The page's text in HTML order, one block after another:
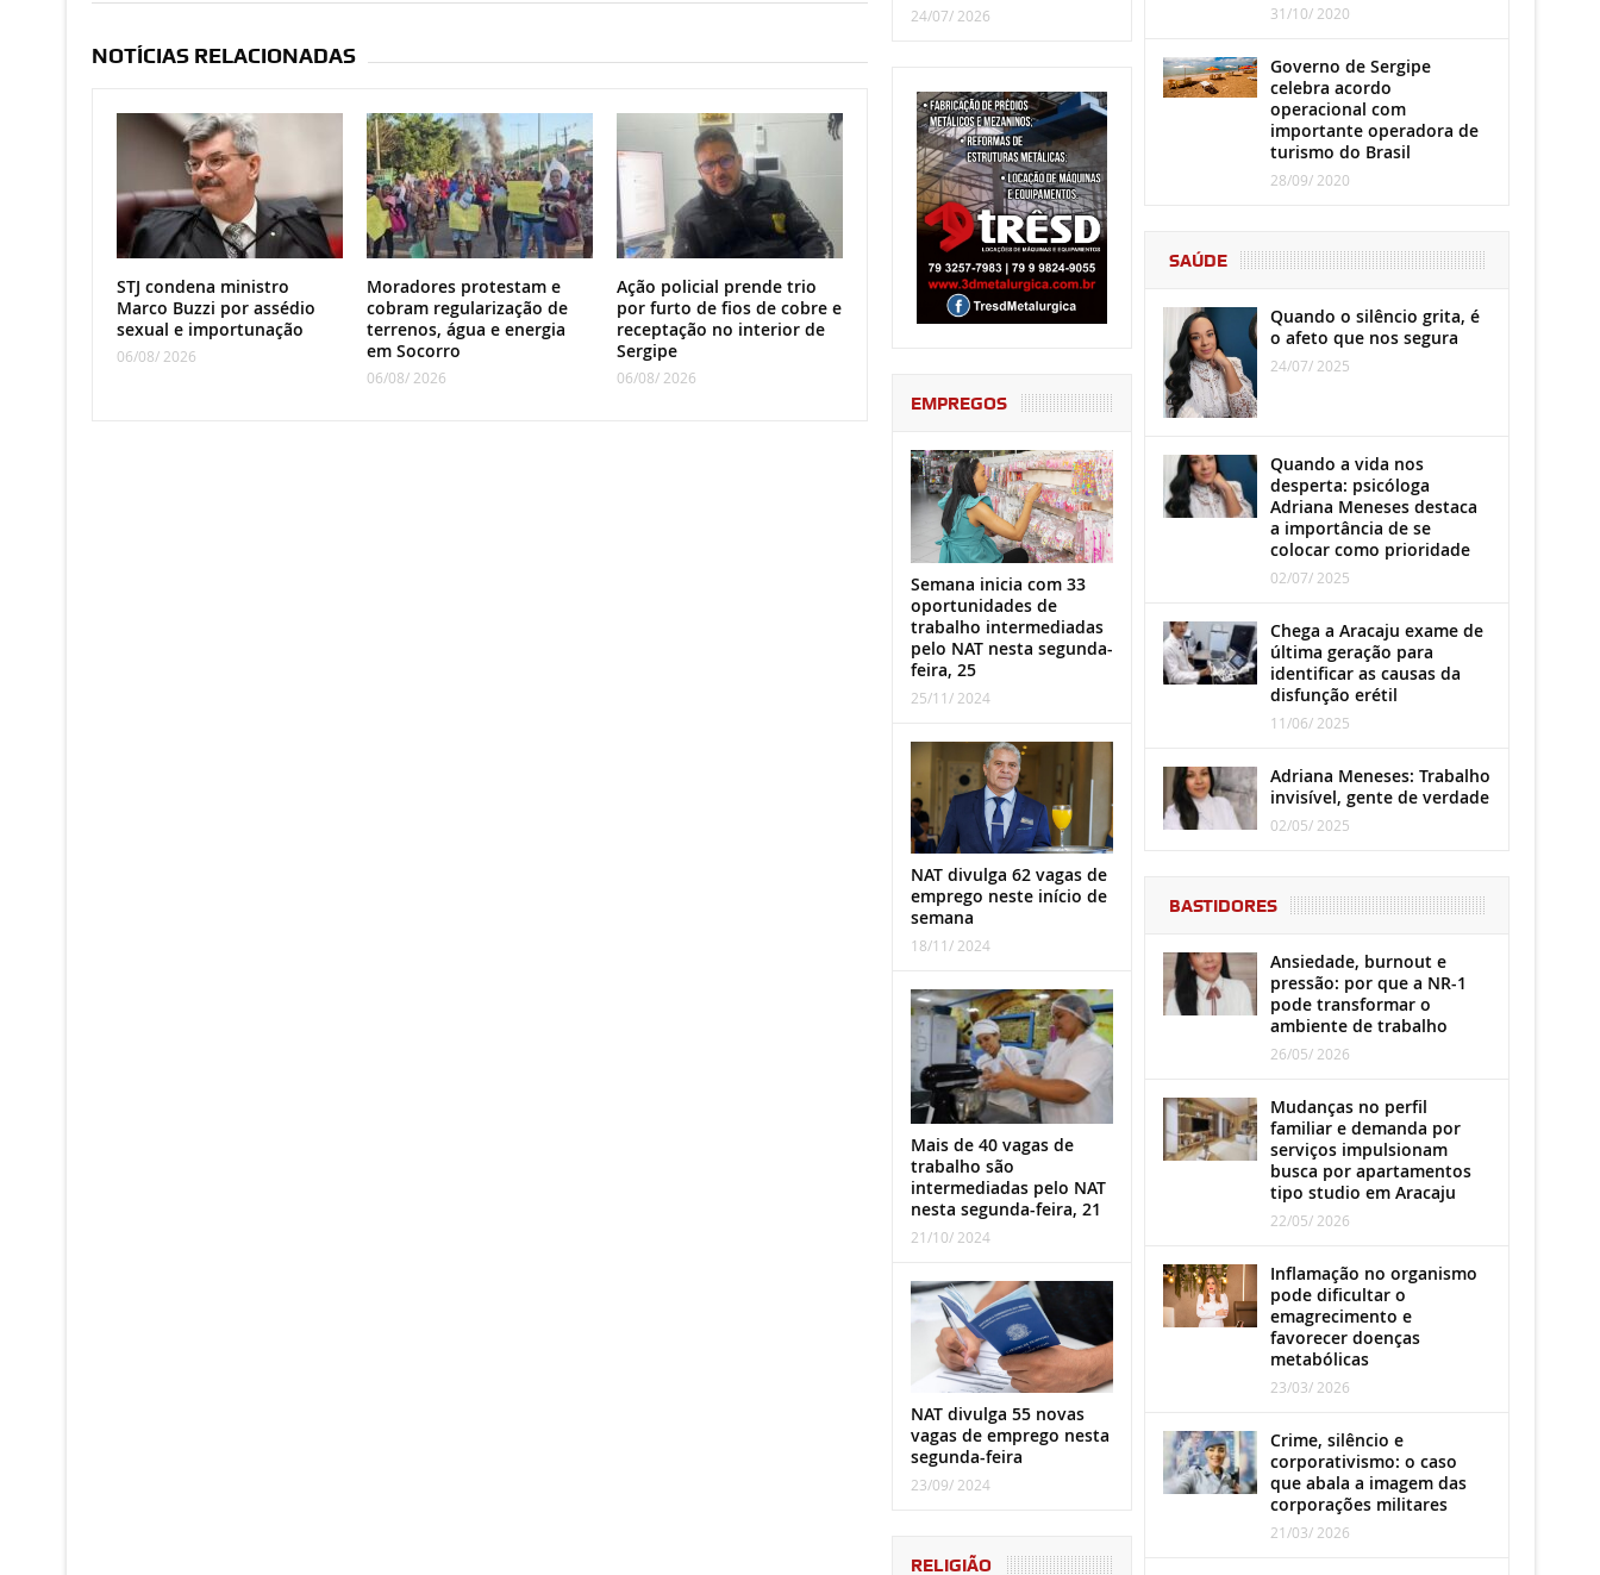
NOTÍCIAS RELACIONADAS
STJ condena ministro
Marco Buzzi por assédio
sexual e importunação
06/08/ 2026
Moradores protestam e
cobram regularização de
terrenos, água e energia
em Socorro
06/08/ 2026
Ação policial prende trio
por furto de fios de cobre e
receptação no interior de
Sergipe
06/08/ 2026
24/07/ 2026
EMPREGOS
Semana inicia com 33
oportunidades de
trabalho intermediadas
pelo NAT nesta segunda-
feira, 25
25/11/ 2024
NAT divulga 62 vagas de
emprego neste início de
semana
18/11/ 2024
Mais de 40 vagas de
trabalho são
intermediadas pelo NAT
nesta segunda-feira, 21
21/10/ 2024
NAT divulga 55 novas
vagas de emprego nesta
segunda-feira
23/09/ 2024
RELIGIÃO
31/10/ 2020
Governo de Sergipe
celebra acordo
operacional com
importante operadora de
turismo do Brasil
28/09/ 2020
SAÚDE
Quando o silêncio grita, é
o afeto que nos segura
24/07/ 2025
Quando a vida nos
desperta: psicóloga
Adriana Meneses destaca
a importância de se
colocar como prioridade
02/07/ 2025
Chega a Aracaju exame de
última geração para
identificar as causas da
disfunção erétil
11/06/ 2025
Adriana Meneses: Trabalho
invisível, gente de verdade
02/05/ 2025
BASTIDORES
Ansiedade, burnout e
pressão: por que a NR-1
pode transformar o
ambiente de trabalho
26/05/ 2026
Mudanças no perfil
familiar e demanda por
serviços impulsionam
busca por apartamentos
tipo studio em Aracaju
22/05/ 2026
Inflamação no organismo
pode dificultar o
emagrecimento e
favorecer doenças
metabólicas
23/03/ 2026
Crime, silêncio e
corporativismo: o caso
que abala a imagem das
corporações militares
21/03/ 2026